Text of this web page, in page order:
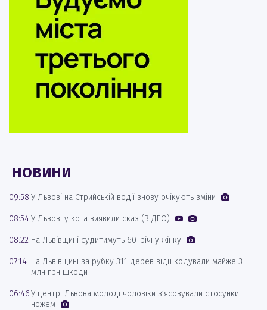
НОВИНИ
09:58 У Львові на Стрийській водії знову очікують зміни
08:54У Львові у кота виявили сказ (ВІДЕО)
08:22 На Львівщині судитимуть 60-річну жінку
07:14 На Львівщині за рубку 311 дерев відшкодували майже 3
млн грн шкоди
06:46У центрі Львова молоді чоловіки з’ясовували стосунки
ножем